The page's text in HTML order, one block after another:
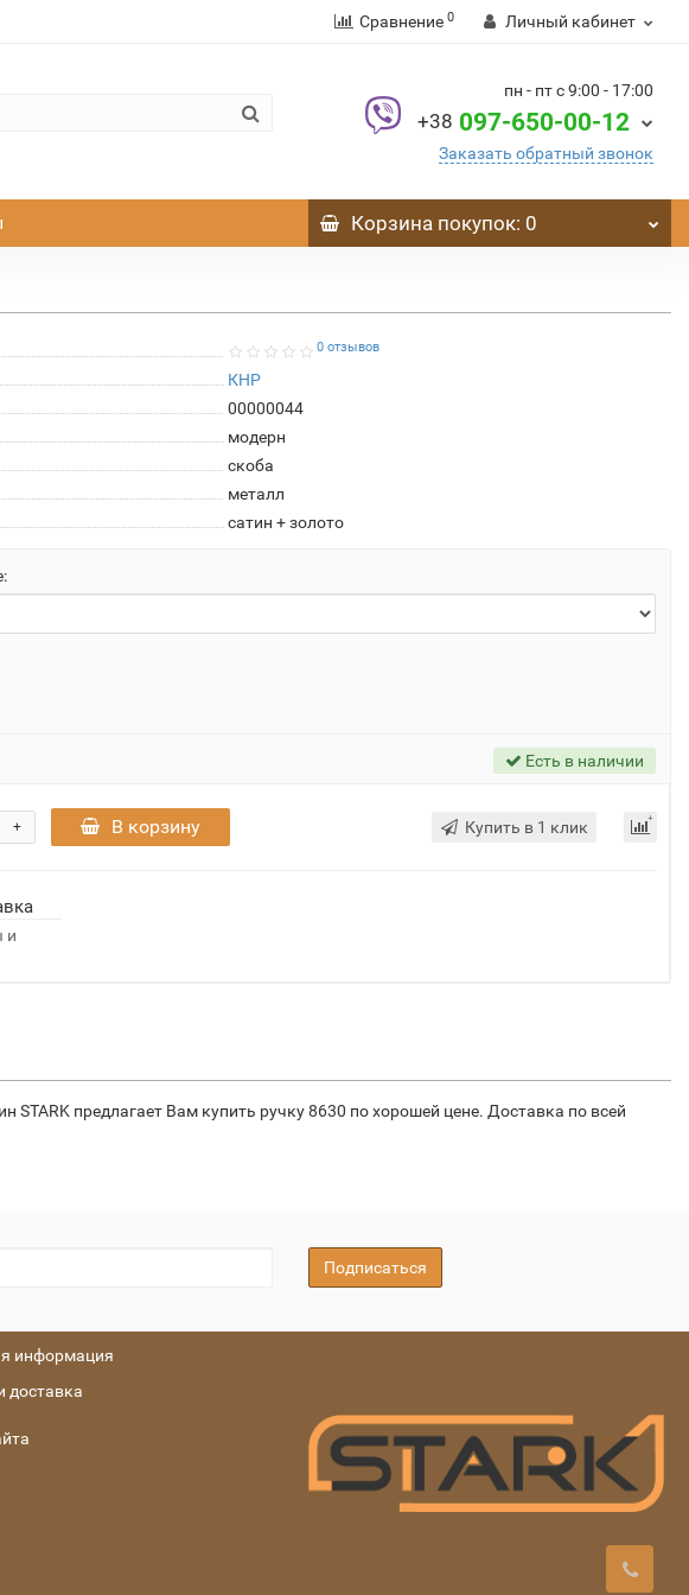
Сравнение 0 Личный кабинет
пн - пт с 9:00 - 17:00
+38 097-650-00-12
Заказать обратный звонок
Корзина покупок: 0
0 отзывов
КНР
00000044
модерн
скоба
металл
сатин + золото
Есть в наличии
+ В корзину Купить в 1 клик
и
предлагает Вам купить ручку 8630 по хорошей цене. Доставка по всей
Подписаться
информация
доставка